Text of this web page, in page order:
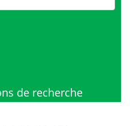
de recherche